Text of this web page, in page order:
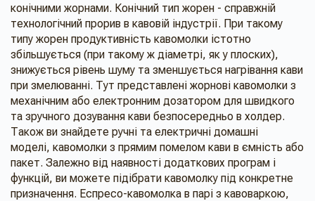
конічними жорнами. Конічний тип жорен - справжній
технологічний прорив в кавовій індустрії. При такому
типу жорен продуктивність кавомолки істотно
збільшується (при такому ж діаметрі, як у плоских),
знижується рівень шуму та зменшується нагрівання кави
при змелюванні. Тут представлені жорнові кавомолки з
механічним або електронним дозатором для швидкого
та зручного дозування кави безпосередньо в холдер.
Також ви знайдете ручні та електричні домашні
моделі, кавомолки з прямим помелом кави в ємність або
пакет. Залежно від наявності додаткових програм і
функцій, ви можете підібрати кавомолку під конкретне
призначення. Еспресо-кавомолка в парі з кавоваркою,